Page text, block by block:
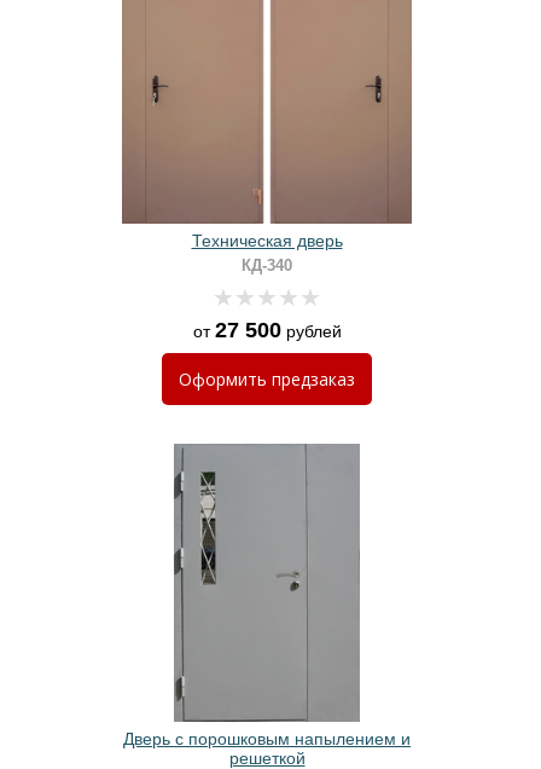
Техническая дверь
КД-340
от27 500рублей
Оформить предзаказ
Дверь с порошковым напылением и
решеткой